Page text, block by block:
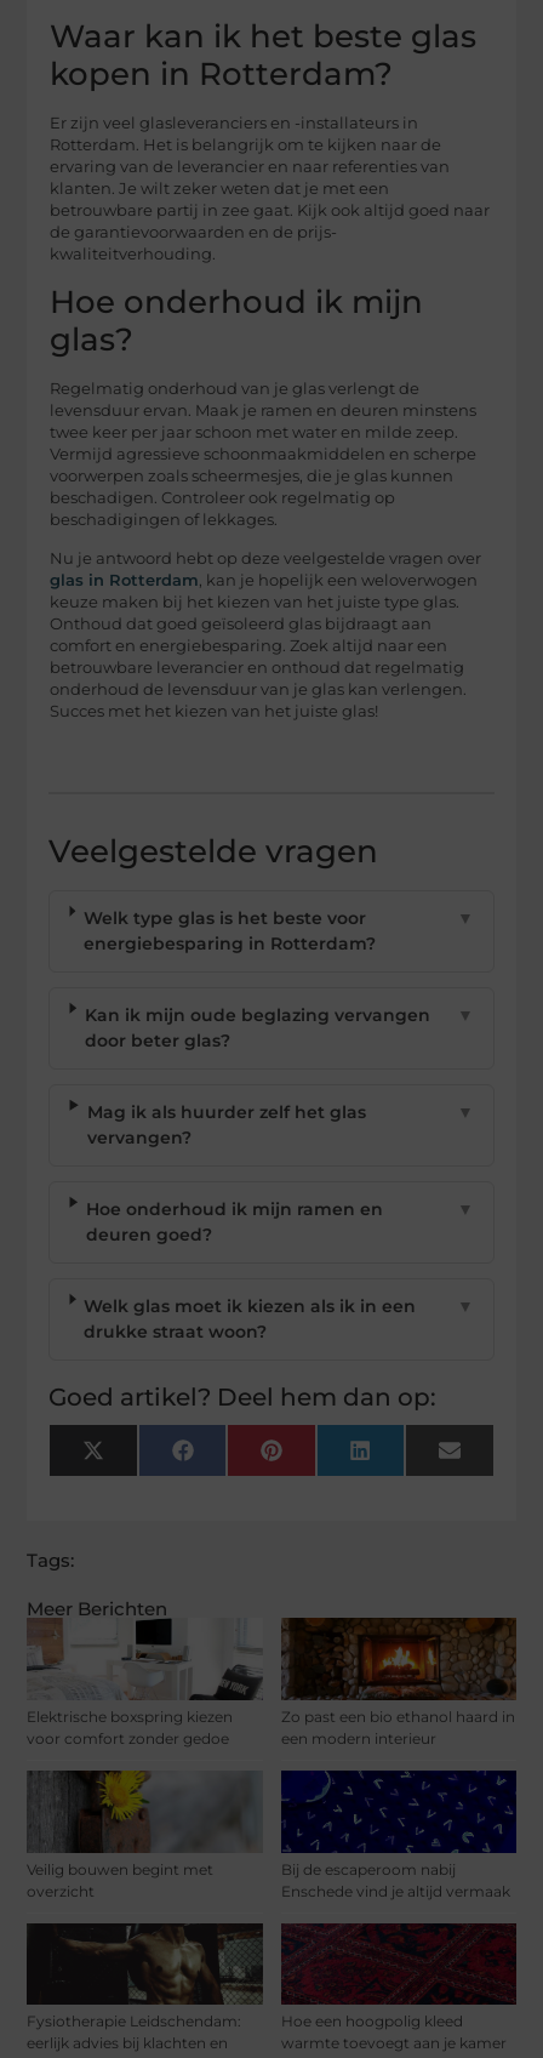
Meer Berichten
Elektrische boxspring kiezen
voor comfort zonder gedoe
Zo past een bio ethanol haard in
een modern interieur
Veilig bouwen begint met
overzicht
Bij de escaperoom nabij
Enschede vind je altijd vermaak
Fysiotherapie Leidschendam:
eerlijk advies bij klachten en
Hoe een hoogpolig kleed
warmte toevoegt aan je kamer
Waar kan ik het beste glas
kopen in Rotterdam?
Er zijn veel glasleveranciers en -installateurs in
Rotterdam. Het is belangrijk om te kijken naar de
ervaring van de leverancier en naar referenties van
klanten. Je wilt zeker weten dat je met een
betrouwbare partij in zee gaat. Kijk ook altijd goed naar
de garantievoorwaarden en de prijs-
kwaliteitverhouding.
Hoe onderhoud ik mijn
glas?
Regelmatig onderhoud van je glas verlengt de
levensduur ervan. Maak je ramen en deuren minstens
twee keer per jaar schoon met water en milde zeep.
Vermijd agressieve schoonmaakmiddelen en scherpe
voorwerpen zoals scheermesjes, die je glas kunnen
beschadigen. Controleer ook regelmatig op
beschadigingen of lekkages.
Nu je antwoord hebt op deze veelgestelde vragen over
glas in Rotterdam , kan je hopelijk een weloverwogen
keuze maken bij het kiezen van het juiste type glas.
Onthoud dat goed geïsoleerd glas bijdraagt aan
comfort en energiebesparing. Zoek altijd naar een
betrouwbare leverancier en onthoud dat regelmatig
onderhoud de levensduur van je glas kan verlengen.
Succes met het kiezen van het juiste glas!
Veelgestelde vragen
Welk type glas is het beste voor
energiebesparing in Rotterdam?
▼
Kan ik mijn oude beglazing vervangen
door beter glas?
▼
Mag ik als huurder zelf het glas
vervangen?
▼
Hoe onderhoud ik mijn ramen en
deuren goed?
▼
Welk glas moet ik kiezen als ik in een
drukke straat woon?
▼
Goed artikel? Deel hem dan op:
X
(Twitter)
FacebookPinterest LinkedIn Email
Tags: